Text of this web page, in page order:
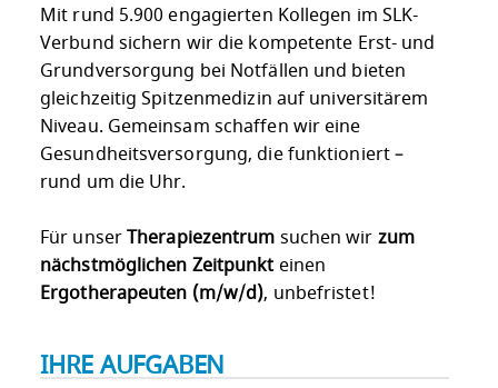
Mit rund 5.900 engagierten Kollegen im SLK-
Verbund sichern wir die kompetente Erst- und
Grundversorgung bei Notfällen und bieten
gleichzeitig Spitzenmedizin auf universitärem
Niveau. Gemeinsam schaffen wir eine
Gesundheitsversorgung, die funktioniert –
rund um die Uhr.
Für unserTherapiezentrum suchen wir zum
nächstmöglichen Zeitpunkt einen
Ergotherapeuten (m/w/d), unbefristet!
IHRE AUFGABEN